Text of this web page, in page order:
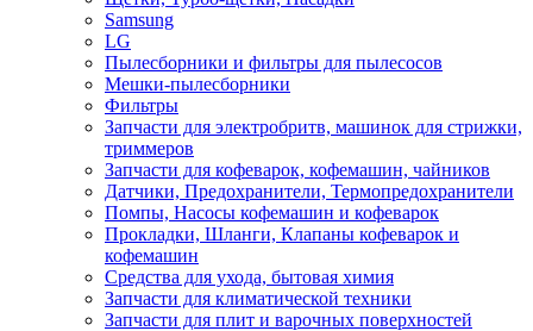
Samsung
LG
Пылесборники и фильтры для пылесосов
Мешки-пылесборники
Фильтры
Запчасти для электробритв, машинок для стрижки,
триммеров
Запчасти для кофеварок, кофемашин, чайников
Датчики, Предохранители, Термопредохранители
Помпы, Насосы кофемашин и кофеварок
Прокладки, Шланги, Клапаны кофеварок и
кофемашин
Средства для ухода, бытовая химия
Запчасти для климатической техники
Запчасти для плит и варочных поверхностей